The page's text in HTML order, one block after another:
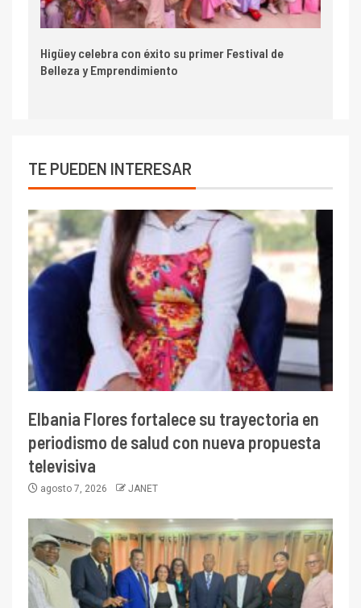
Higüey celebra con éxito su primer Festival de
Belleza y Emprendimiento
TE PUEDEN INTERESAR
Elbania Flores fortalece su trayectoria en
periodismo de salud con nueva propuesta
televisiva
agosto 7, 2026 JANET